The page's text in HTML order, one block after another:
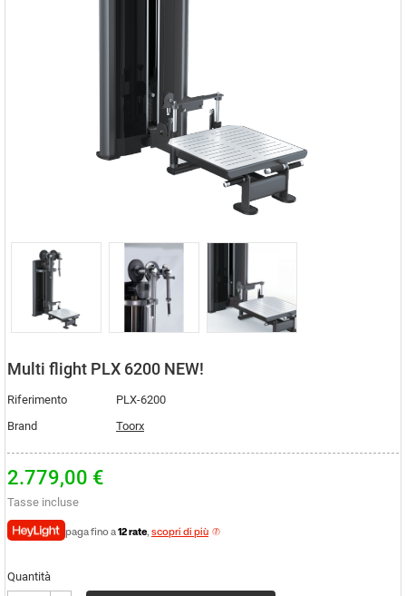
Multi flight PLX 6200 NEW!
Riferimento
PLX-6200
Brand
Toorx
2.779,00 €
Tasse incluse
paga fino a12 rate, scopri di più
Quantità